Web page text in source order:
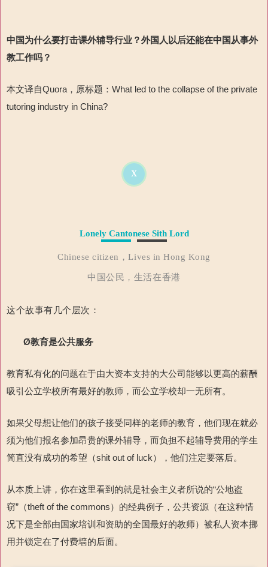
中国为什么要打击课外辅导行业？外国人以后还能在中国从事外
教工作吗？
本文译自Quora，原标题：What led to the collapse of the private
tutoring industry in China?
X
Lonely Cantonese Sith Lord
Chinese citizen，Lives in Hong Kong
中国公民，生活在香港
这个故事有几个层次：
Ø教育是公共服务
教育私有化的问题在于由大资本支持的大公司能够以更高的薪酬
吸引公立学校所有最好的教师，而公立学校却一无所有。
如果父母想让他们的孩子接受同样的老师的教育，他们现在就必
须为他们报名参加昂贵的课外辅导，而负担不起辅导费用的学生
简直没有成功的希望（shit out of luck），他们注定要落后。
从本质上讲，你在这里看到的就是社会主义者所说的“公地盗
窃”（theft of the commons）的经典例子，公共资源（在这种情
况下是全部由国家培训和资助的全国最好的教师）被私人资本挪
用并锁定在了付费墙的后面。